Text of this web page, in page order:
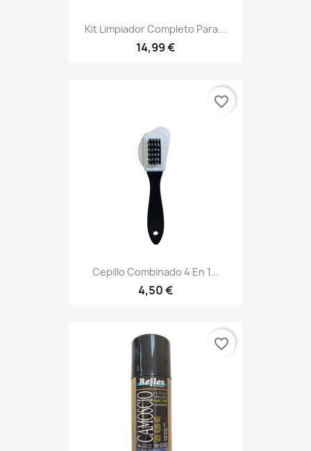
Kit Limpiador Completo Para...
14,99 €
Cepillo Combinado 4 En 1...
4,50 €
favorite_border
favorite_border